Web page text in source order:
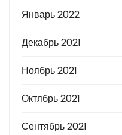
Январь 2022
Декабрь 2021
Ноябрь 2021
Октябрь 2021
Сентябрь 2021